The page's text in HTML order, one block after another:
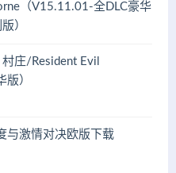
（V15.11.01-全DLC豪华
）
庄/Resident Evil
版）
与激情对决欧版下载